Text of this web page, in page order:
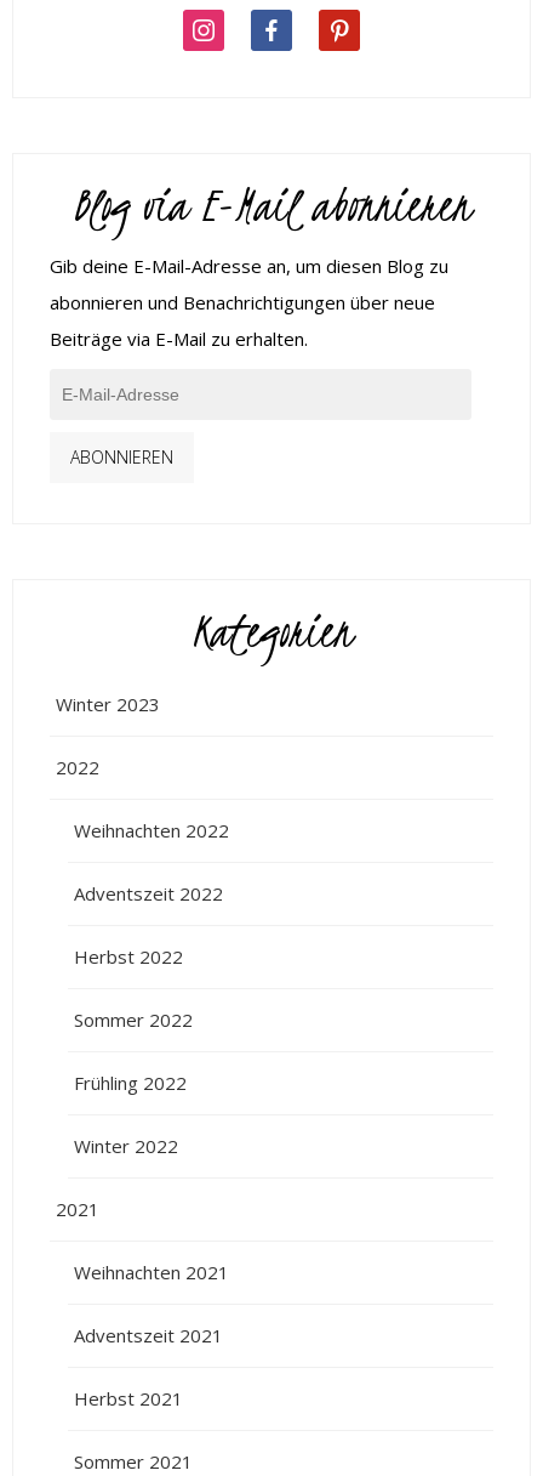
Blog via E-Mail abonnieren
Gib deine E-Mail-Adresse an, um diesen Blog zu
abonnieren und Benachrichtigungen über neue
Beiträge via E-Mail zu erhalten.
ABONNIEREN
Kategorien
Winter 2023
2022
Weihnachten 2022
Adventszeit 2022
Herbst 2022
Sommer 2022
Frühling 2022
Winter 2022
2021
Weihnachten 2021
Adventszeit 2021
Herbst 2021
Sommer 2021